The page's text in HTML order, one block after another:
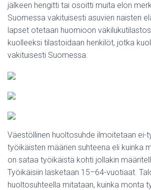
jälkeen hengitti tai osoitti muita elon
Suomessa vakituisesti asuvien naisten
lapset otetaan huomioon
kuolleeksi tilastoidaan henkilöt, jotka
vakituisesti Suomessa.
Väestöllinen huoltosuhde ilmoitetaan ei-
työikäisten määrien suhteena eli kuinka
on sataa työikäistä kohti jollakin
Työikäisiin lasketaan 15–64-vuotiaat.
huoltosuhteella mitataan, kuinka monta